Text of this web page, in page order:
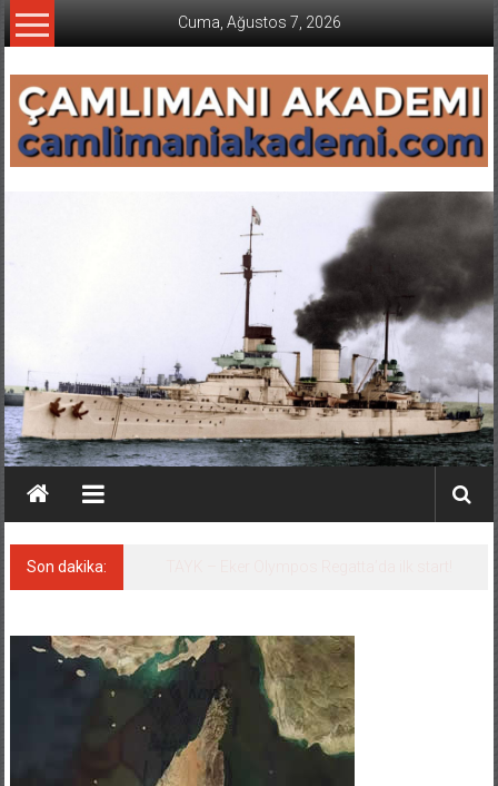
İçeriğe
geç
Cuma, Ağustos 7, 2026
Son dakika: